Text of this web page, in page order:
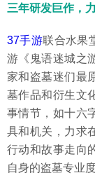
三年研发巨作，
37手游联合水果
游《鬼语迷城之
家和盗墓迷们最
墓作品和衍生文
事情节，如十六
具和机关，力求
行动和故事走向
自身的盗墓专业